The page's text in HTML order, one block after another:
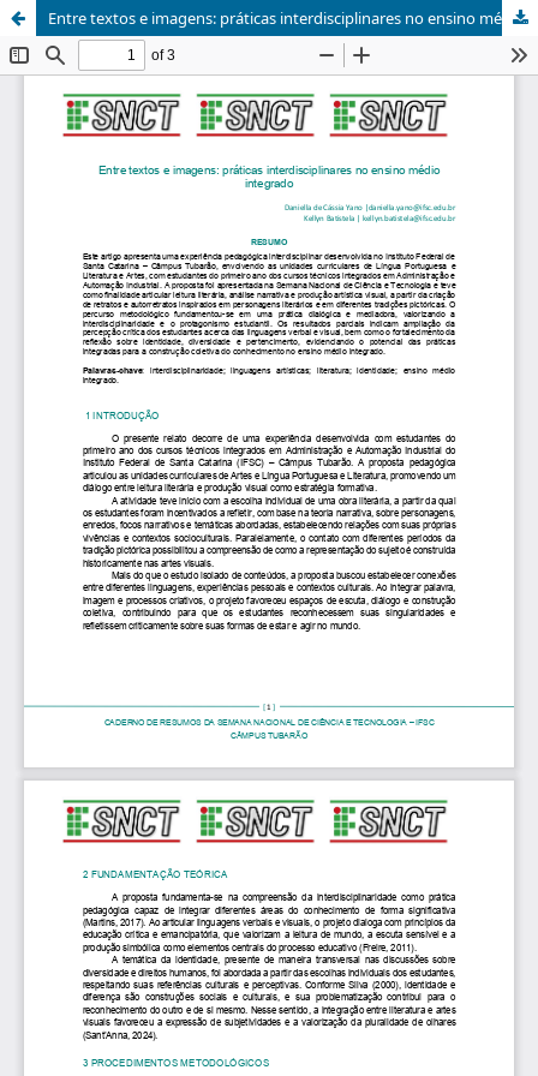
Entre textos e imagens: práticas interdisciplinares no ensino médio integrado